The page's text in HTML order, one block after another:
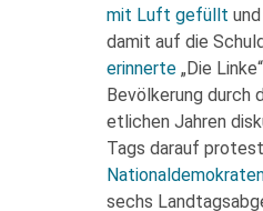
mit Luft gefüllt
damit auf die
erinnerte „Die
Bevölkerung durch
etlichen Jahren
Tags darauf
sechs